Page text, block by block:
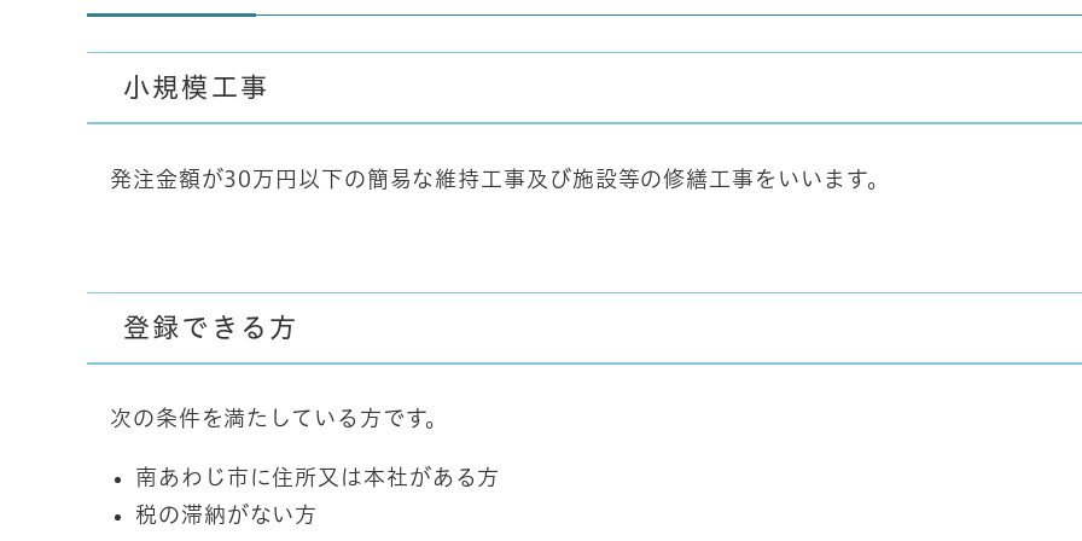
小規模工事
発注金額が30万円以下の簡易な維持工事及び施設等の修繕工事をいいます。
登録できる方
次の条件を満たしている方です。
南あわじ市に住所又は本社がある方
税の滞納がない方